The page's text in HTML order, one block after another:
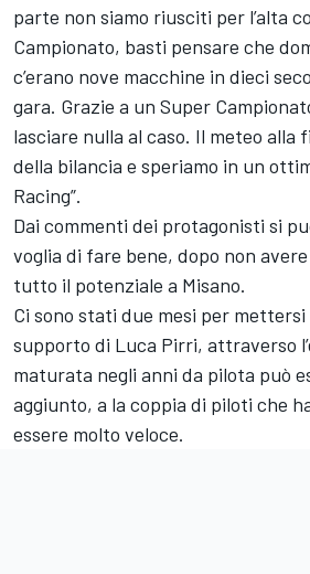
parte non siamo riusciti per l’alta
Campionato, basti pensare che
c’erano nove macchine in dieci
gara. Grazie a un Super
lasciare nulla al caso. Il meteo alla
della bilancia e speriamo in un
Racing”.
Dai commenti dei protagonisti si
voglia di fare bene, dopo non
tutto il potenziale a Misano.
Ci sono stati due mesi per mettersi
supporto di Luca Pirri, attraverso
maturata negli anni da pilota può
aggiunto, a la coppia di piloti che
essere molto veloce.